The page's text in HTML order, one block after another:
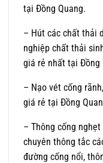
tại Đồng Quang.
– Hút các chất thải
nghiệp chất thải
giá rẻ nhất tại Đồng
– Nạo vét cống
giá rẻ tại Đồng
– Thông cống
chuyên thông tắc
đường cống nổi,